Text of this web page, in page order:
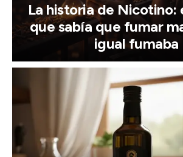
La historia de Nicotino:
que sabía que fumar
igual fumaba